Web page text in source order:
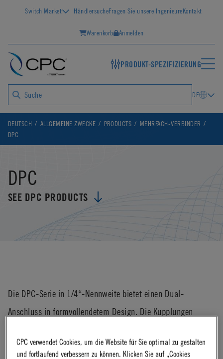
Switch Market HändlersucheFragen Sie unsere IngenieureKontakt
Warenkorb Anmelden
PRODUKT-SPEZIFIZIERUNG
DE
DEUTSCH ALLGEMEINE ZWECKE PRODUCTS
MEHRFACH-VERBINDER
DPC
DPC
SEE DPC PRODUCTS
Die DPC-Serie in 1/4“-Nennweite bietet einen Dual-
Anschluss in formvollendetem Design. Die Kupplungen
Durchfluss; die Daumentaste ermöglicht eine einfache
CPC verwendet Cookies, um die Website für Sie optimal zu gestalten
und fortlaufend verbessern zu können. Klicken Sie auf „Cookies